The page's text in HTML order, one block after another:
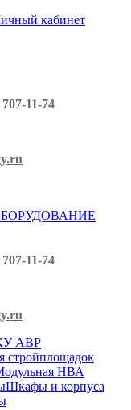
кабинет
11-74
11-74
АВР
стройплощадок
НВА
Шкафы и корпуса